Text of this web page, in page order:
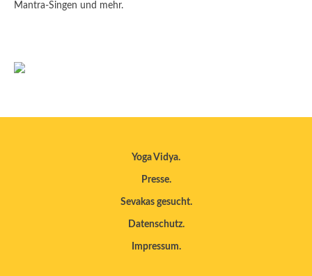
Mantra-Singen und mehr.
Yoga Vidya
Presse
Sevakas gesucht
Datenschutz
Impressum